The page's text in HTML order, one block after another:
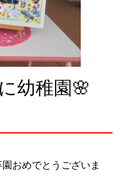
幼稚園🌸
おめでとうございま